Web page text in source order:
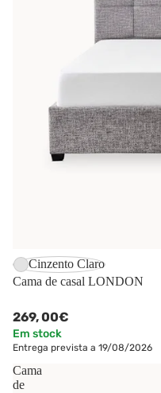
Cinzento Claro
Cama de casal LONDON
269,00€
Em stock
Entrega prevista a 19/08/2026
Cama
de